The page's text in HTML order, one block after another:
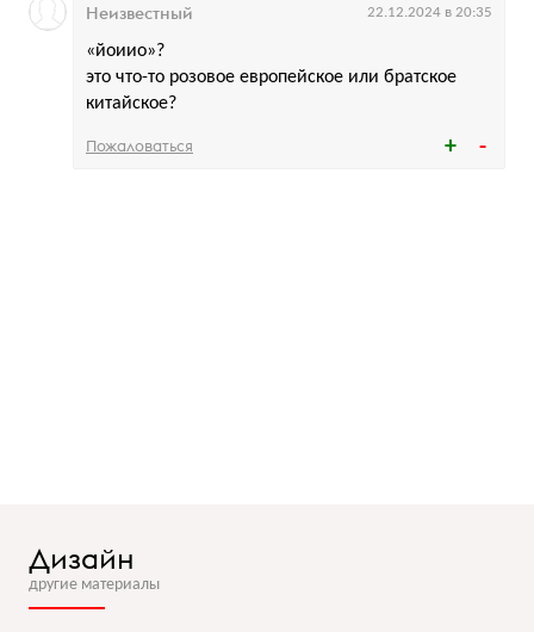
«йоиио»?
это что-то розовое европейское или братское
китайское?
Неизвестный 22.12.2024 в 20:35
Пожаловаться
Дизайн
другие материалы